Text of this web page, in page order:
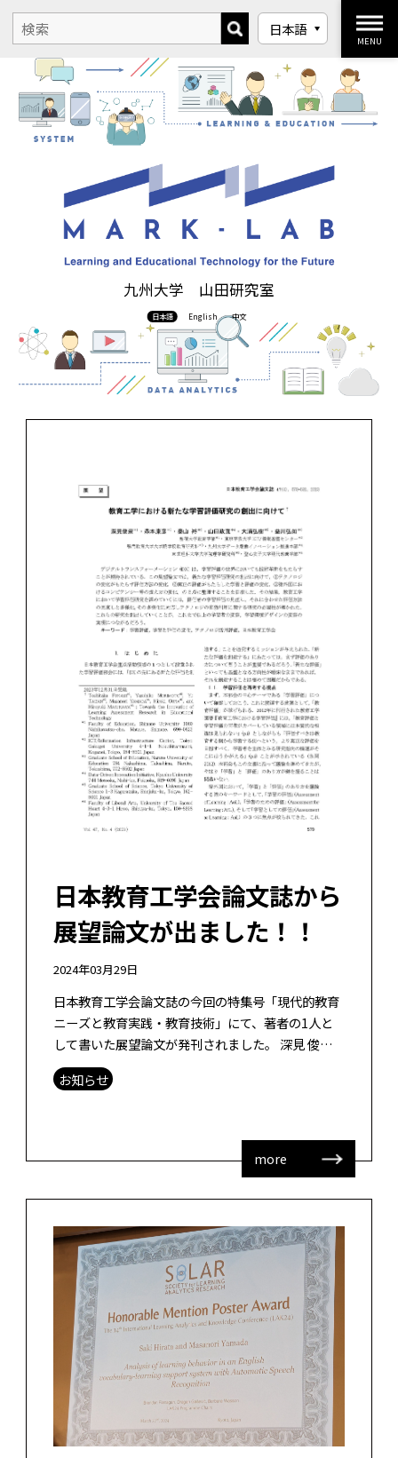
九州大学 山田研究室
日本語 English 中文
MENU
日本教育工学会論文誌から
展望論文が出ました！！
2024年03月29日
日本教育工学会論文誌の今回の特集号「現代的教育
ニーズと教育実践・教育技術」にて、著者の1人と
して書いた展望論文が発刊されました。 深見 俊崇,
森本 康彦, 泰山 裕, 山田 政寛, 大浦 弘樹, 益川 弘如
(2024) […]
お知らせ
more